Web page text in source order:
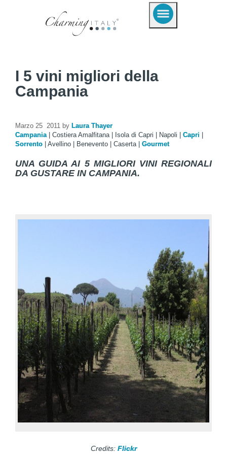
I 5 vini migliori della
Campania
Marzo 25 2011 by Laura Thayer
Campania
Costiera Amalfitana Isola di Capri Napoli Capri
Sorrento
Avellino Benevento Caserta Gourmet
UNA GUIDA AI 5 MIGLIORI VINI REGIONALI
DA GUSTARE IN CAMPANIA.
Credits: Flickr